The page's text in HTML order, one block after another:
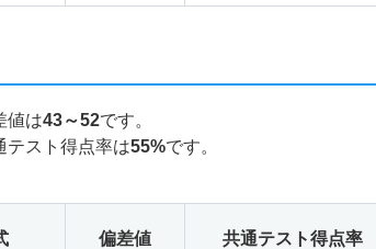
値は43～52です。
テスト得点率は55%です。
偏差値 共通テスト得点率